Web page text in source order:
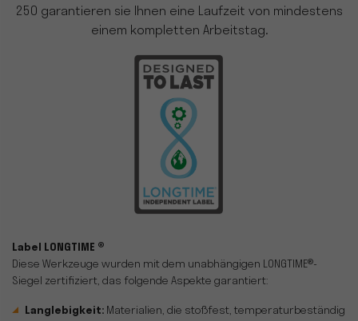
250 garantieren sie Ihnen eine Laufzeit von mindestens
einem kompletten Arbeitstag.
Label LONGTIME ®
Diese Werkzeuge wurden mit dem unabhängigen LONGTIME®-
Siegel zertifiziert, das folgende Aspekte garantiert:
Langlebigkeit: Materialien, die stoßfest, temperaturbeständig